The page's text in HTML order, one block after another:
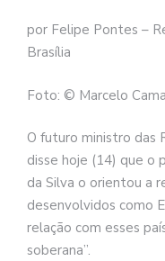
por Felipe Pontes –
Brasília
Foto: © Marcelo
O futuro ministro das
disse hoje (14) que o
da Silva o orientou a
desenvolvidos como
relação com esses
soberana”.